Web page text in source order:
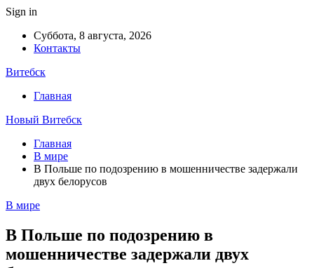
Sign in
Суббота, 8 августа, 2026
Контакты
Витебск
Главная
Новый Витебск
Главная
В мире
В Польше по подозрению в мошенничестве задержали
двух белорусов
В мире
В Польше по подозрению в
мошенничестве задержали двух